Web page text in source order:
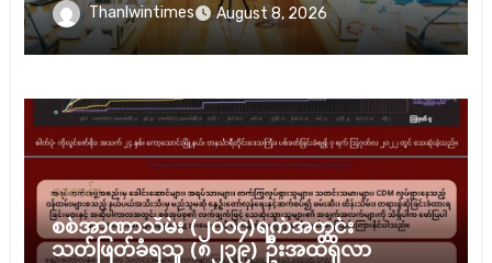
Thanlwintimes August 8, 2026
သတင်း
စစ်အာဏာသိမ်း (၂၀၁၄)ရက်အတွင်း
သတ်ဖြတ်ခံရသူ (၈၂၃၉) ဦးအထိရှိလာ